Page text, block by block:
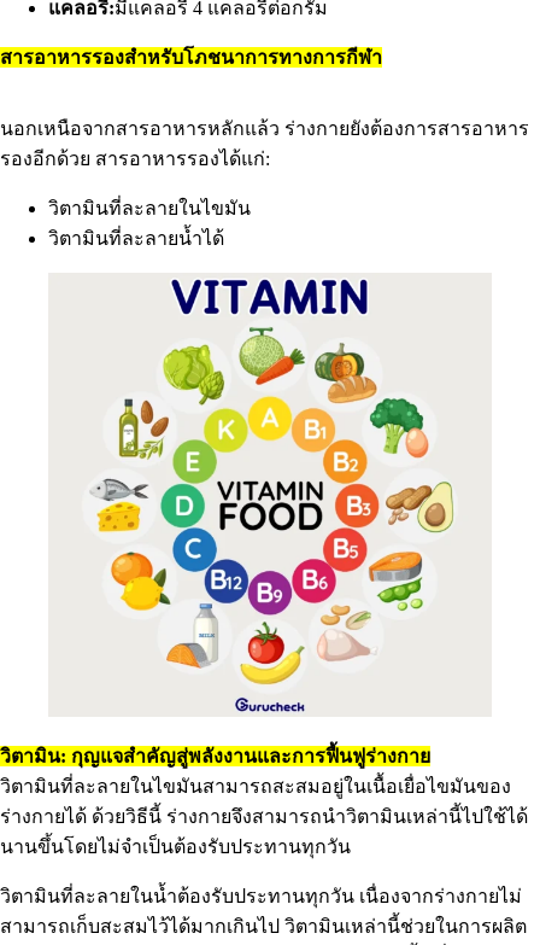
แคลอรี่:มีแคลอรี่ 4 แคลอรี่ต่อกรัม
สารอาหารรองสำหรับโภชนาการทางการกีฬา
นอกเหนือจากสารอาหารหลักแล้ว ร่างกายยังต้องการสารอาหาร
รองอีกด้วย สารอาหารรองได้แก่:
วิตามินที่ละลายในไขมัน
วิตามินที่ละลายน้ำได้
วิตามิน: กุญแจสำคัญสู่พลังงานและการฟื้นฟูร่างกาย
วิตามินที่ละลายในไขมันสามารถสะสมอยู่ในเนื้อเยื่อไขมันของ
ร่างกายได้ ด้วยวิธีนี้ ร่างกายจึงสามารถนำวิตามินเหล่านี้ไปใช้ได้
นานขึ้นโดยไม่จำเป็นต้องรับประทานทุกวัน
วิตามินที่ละลายในน้ำต้องรับประทานทุกวัน เนื่องจากร่างกายไม่
สามารถเก็บสะสมไว้ได้มากเกินไป วิตามินเหล่านี้ช่วยในการผลิต